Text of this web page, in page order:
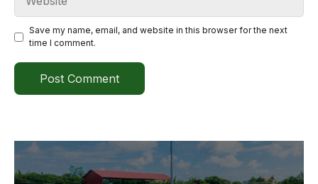
Save my name, email, and website in this browser for the next
time I comment.